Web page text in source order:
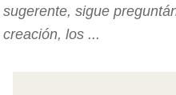
sugerente, sigue
creación, los ...